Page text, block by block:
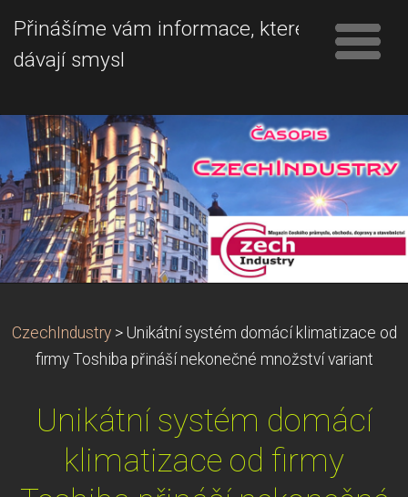
Přinášíme vám informace, které
dávají smysl
CzechIndustry > Unikátní systém domácí klimatizace od
firmy Toshiba přináší nekonečné množství variant
Unikátní systém domácí
klimatizace od firmy